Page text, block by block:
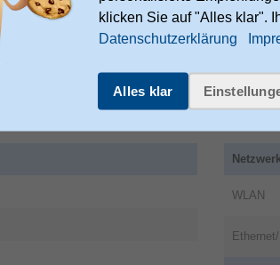
WLAN
klicken Sie auf "Alles klar".
Datenschutzerklärung
Alles klar